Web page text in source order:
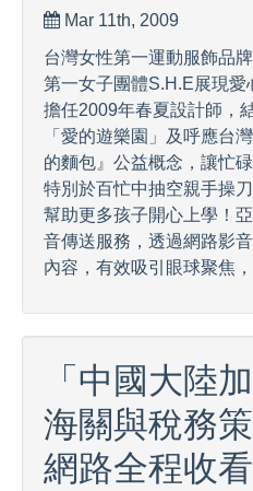
Mar 11th, 2009
台灣女性第一運動服飾品
第一女子團體S.H.E展現
擔任2009年春夏設計師，
「愛的遊樂園」及呼應台
的麵包』公益概念，讓忙
特別於百忙中抽空親手操
幫助更多孩子開心上學！
音傳送服務，透過網路影
內容，有效吸引眼球聚焦
「中國大陸
海關與稅務
網路全程收看